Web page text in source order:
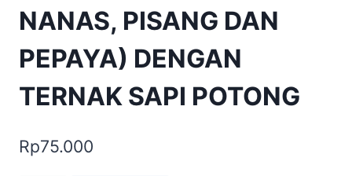
NANAS, PISANG DAN
PEPAYA) DENGAN
TERNAK SAPI POTONG
Rp75.000